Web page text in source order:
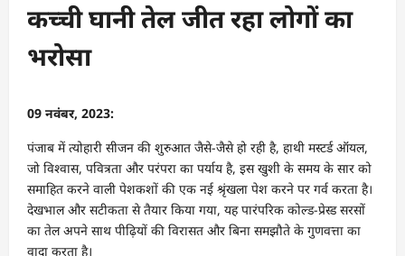
कच्ची घानी तेल जीत रहा लोगों का
भरोसा
09 नवंबर, 2023:
पंजाब में त्योहारी सीजन की शुरुआत जैसे-जैसे हो रही है, हाथी मस्टर्ड ऑयल,
जो विश्वास, पवित्रता और परंपरा का पर्याय है, इस खुशी के समय के सार को
समाहित करने वाली पेशकशों की एक नई श्रृंखला पेश करने पर गर्व करता है।
देखभाल और सटीकता से तैयार किया गया, यह पारंपरिक कोल्ड-प्रेस्ड सरसों
का तेल अपने साथ पीढ़ियों की विरासत और बिना समझौते के गुणवत्ता का
वादा करता है।